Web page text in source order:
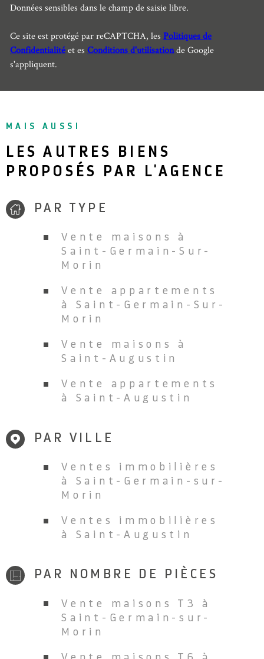
Données sensibles dans le champ de saisie libre.
Ce site est protégé par reCAPTCHA, les Politiques de
Confidentialitéet es Conditions d'utilisationde Google
s'appliquent.
MAIS AUSSI
LES AUTRES BIENS
PROPOSÉS PAR L'AGENCE
PAR TYPE
Vente maisons à
Saint-Germain-Sur-
Morin
Vente appartements
à Saint-Germain-Sur-
Morin
Vente maisons à
Saint-Augustin
Vente appartements
à Saint-Augustin
PAR VILLE
Ventes immobilières
à Saint-Germain-sur-
Morin
Ventes immobilières
à Saint-Augustin
PAR NOMBRE DE PIÈCES
Vente maisons T3 à
Saint-Germain-sur-
Morin
Vente maisons T6 à